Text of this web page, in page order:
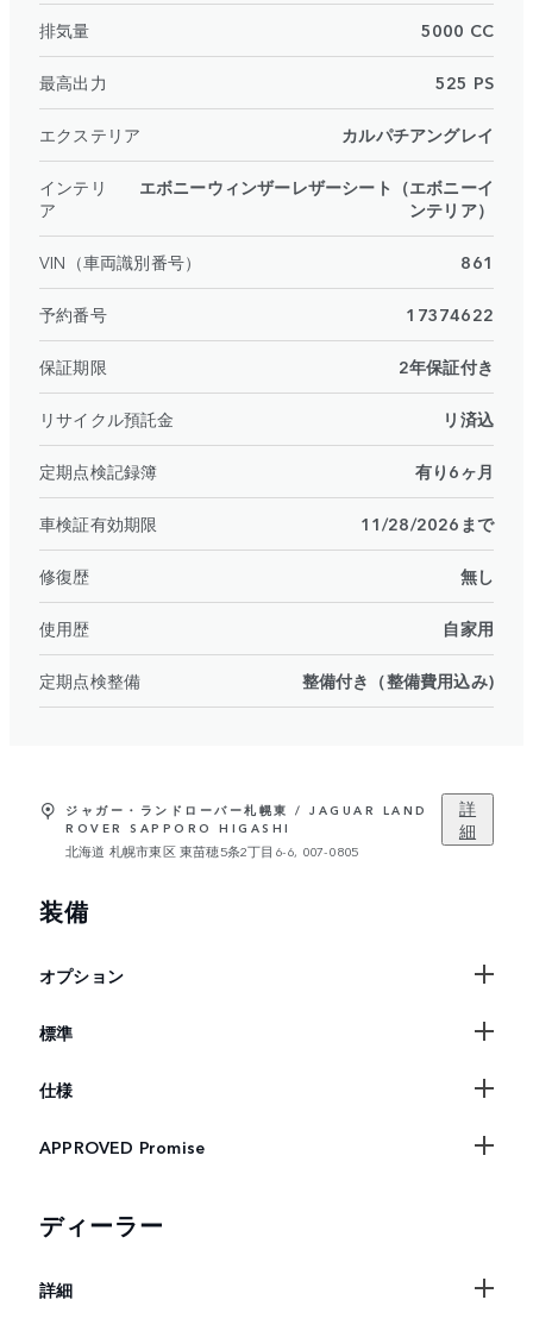
排気量 5000 CC
最高出力 525 PS
エクステリア カルパチアングレイ
インテリ
ア
エボニーウィンザーレザーシート（エボニーイ
ンテリア）
VIN（車両識別番号） 861
予約番号 17374622
保証期限 2年保証付き
リサイクル預託金 リ済込
定期点検記録簿 有り6ヶ月
車検証有効期限 11/28/2026まで
修復歴 無し
使用歴 自家用
定期点検整備 整備付き（整備費用込み)
ジャガー・ランドローバー札幌東 / JAGUAR LAND
ROVER SAPPORO HIGASHI
北海道 札幌市東区 東苗穂5条2丁目6-6, 007-0805
詳
細
装備
オプション
標準
仕様
APPROVED Promise
ディーラー
詳細